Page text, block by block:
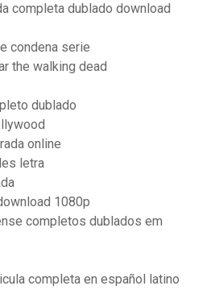
completa dublado download
condena serie
the walking dead
dublado
online
letra
1080p
completos dublados em
completa en español latino